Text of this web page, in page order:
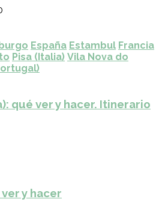
España Estambul Francia
Pisa (Italia) Vila Nova do
qué ver y hacer. Itinerario
y hacer